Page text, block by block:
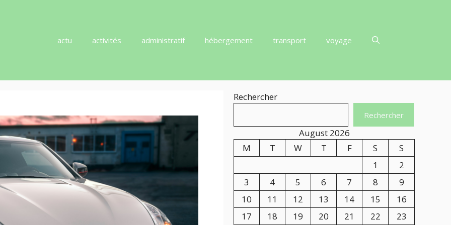
actu activités administratif hébergement transport voyage
Rechercher
Rechercher
August 2026
M
T W T F S
S
1
2
3
4 5 6 7 8
9
10
11 12 13 14 15
16
17
18 19 20 21 22
23